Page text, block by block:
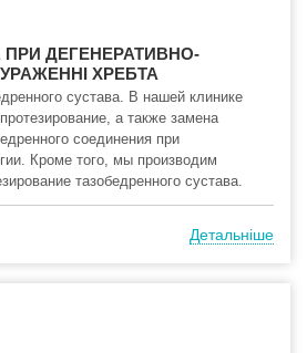
ДЕГЕНЕРАТИВНО-
ХРЕБТА
сустава. В нашей клинике
а также замена
соединения при
Кроме того, мы производим
тазобедренного сустава.
Детальніше